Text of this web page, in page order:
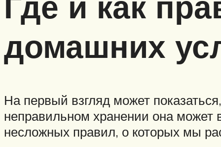
домашних
На первый взгляд может
неправильном хранении она может
несложных правил, о которых мы